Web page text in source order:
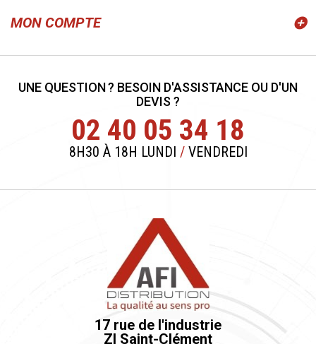
MON COMPTE
UNE QUESTION ? BESOIN D'ASSISTANCE OU D'UN
DEVIS ?
02 40 05 34 18
8H30 À 18H LUNDI /VENDREDI
17 rue de l'industrie
ZI Saint-Clément